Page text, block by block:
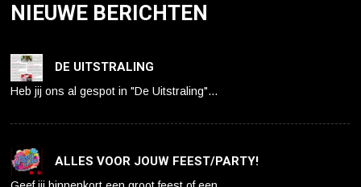
NIEUWE BERICHTEN
DE UITSTRALING
Heb jij ons al gespot in "De Uitstraling"…
ALLES VOOR JOUW FEEST/PARTY!